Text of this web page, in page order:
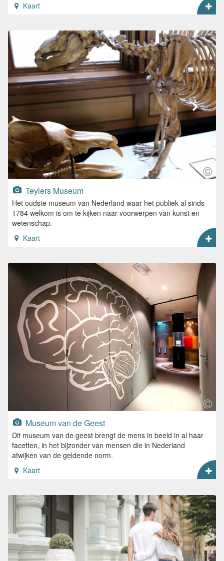
Kaart
Teylers Museum
Het oudste museum van Nederland waar het publiek al sinds
1784 welkom is om te kijken naar voorwerpen van kunst en
wetenschap.
Kaart
Museum van de Geest
Dit museum van de geest brengt de mens in beeld in al haar
facetten, in het bijzonder van mensen die in Nederland
afwijken van de geldende norm.
Kaart